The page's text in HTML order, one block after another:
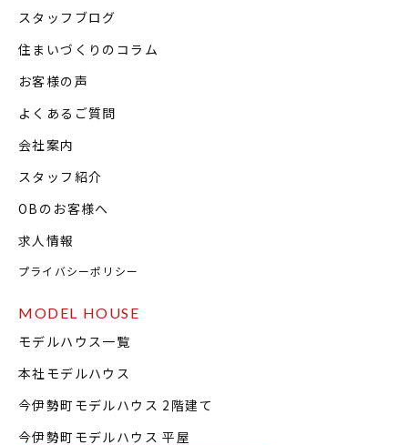
スタッフブログ
住まいづくりのコラム
お客様の声
よくあるご質問
会社案内
スタッフ紹介
OBのお客様へ
求人情報
プライバシーポリシー
MODEL HOUSE
モデルハウス一覧
本社モデルハウス
今伊勢町モデルハウス 2階建て
今伊勢町モデルハウス 平屋